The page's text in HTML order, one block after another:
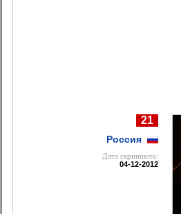
21
Россия
Дата cкриншота:
04-12-2012